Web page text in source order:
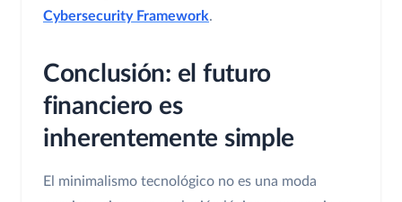
Cybersecurity Framework.
Conclusión: el futuro
financiero es
inherentemente simple
El minimalismo tecnológico no es una moda